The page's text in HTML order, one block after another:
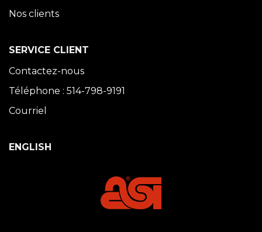
Nos clients
SERVICE CLIENT
Contactez-nous
Téléphone : 514-798-9191
Courriel
ENGLISH